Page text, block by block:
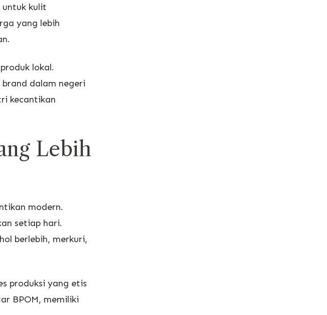
untuk kulit
yang lebih
lokal.
dalam negeri
kecantikan
Lebih
modern.
setiap hari.
berlebih, merkuri,
produksi yang etis
BPOM, memiliki